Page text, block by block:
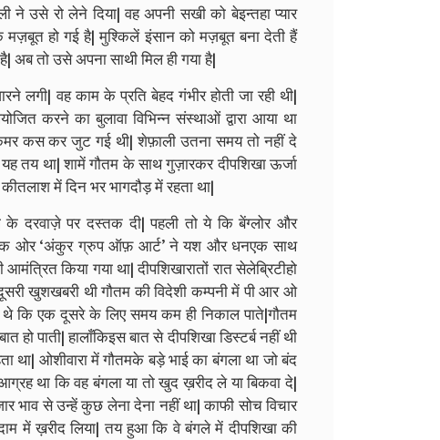
उसे रो लेने दिया| वह अपनी सखी को बेइन्तहा प्यार
हो गई है| मुश्किलें इंसान को मज़बूत बना देती हैं
तो उसे अपना साथी मिल ही गया है|
लगी| वह काम के प्रति बेहद गंभीर होती जा रही थी|
करने का बुलावा विभिन्न संस्थाओं द्वारा आया था
कस कर जुट गई थी| शेफ़ाली उतना समय तो नहीं दे
यह तय था| शामें गौतम के साथ गुज़ारकर दीपशिखा ऊर्जा
में दिन भर भागदौड़ में रहता था|
दरवाज़े पर दस्तक दी| पहली तो ये कि बेंग्लोर और
एक ओर ‘अंकुर ग्रुप ऑफ़ आर्ट’ ने यश और धनएक साथ
किया गया था| दीपशिखारातों रात सेलेब्रिटीहो
खुशखबरी थी गौतम की विदेशी कम्पनी में पी आर ओ
कि एक दूसरे के लिए समय कम ही निकाल पाते|गौतम
हो पाती| हालाँकिइस बात से दीपशिखा डिस्टर्ब नहीं थी
था| ओशीवारा में गौतमके बड़े भाई का बंगला था जो बंद
था कि वह बंगला या तो खुद ख़रीद ले या बिकवा दे|
भाव से उन्हें कुछ लेना देना नहीं था| काफी सोच विचार
में ख़रीद लिया| तय हुआ कि वे बंगले में दीपशिखा की